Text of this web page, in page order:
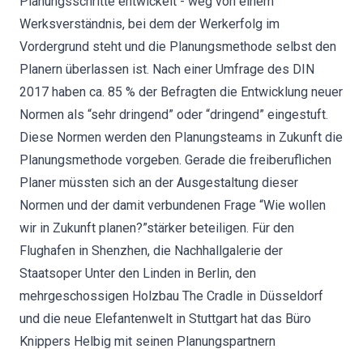
Werksverständnis, bei dem der Werkerfolg im
Vordergrund steht und die Planungsmethode selbst den
Planern überlassen ist. Nach einer Umfrage des DIN
2017 haben ca. 85 % der Befragten die Entwicklung neuer
Normen als “sehr dringend” oder “dringend” eingestuft.
Diese Normen werden den Planungsteams in Zukunft die
Planungsmethode vorgeben. Gerade die freiberuflichen
Planer müssten sich an der Ausgestaltung dieser
Normen und der damit verbundenen Frage “Wie wollen
wir in Zukunft planen?”stärker beteiligen. Für den
Flughafen in Shenzhen, die Nachhallgalerie der
Staatsoper Unter den Linden in Berlin, den
mehrgeschossigen Holzbau The Cradle in Düsseldorf
und die neue Elefantenwelt in Stuttgart hat das Büro
Knippers Helbig mit seinen Planungspartnern